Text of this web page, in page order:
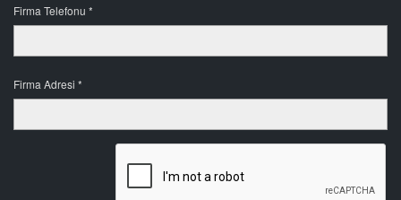
Firma Telefonu *
Firma Adresi *